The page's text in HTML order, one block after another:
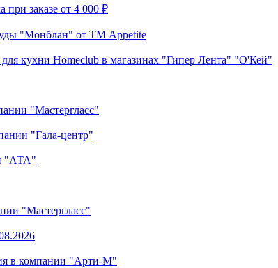
при заказе от 4 000 ₽
"Монблан" от ТМ Appetite
кухни Homeclub в магазинах "Гипер Лента" "О'Кей"
"Мастергласс"
"Гала-центр"
"АТА"
"Мастергласс"
в компании "Арти-М"